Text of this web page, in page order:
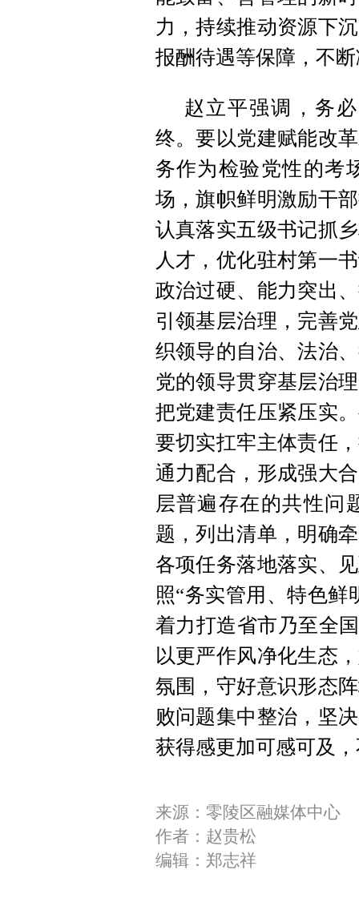
力，持续推动资源下
报酬待遇等保障，不
赵立平强调，务
终。要以党建赋能改
务作为检验党性的考
场，旗帜鲜明激励干
认真落实五级书记抓
人才，优化驻村第一
政治过硬、能力突出
引领基层治理，完善
织领导的自治、法治
党的领导贯穿基层治
把党建责任压紧压实
要切实扛牢主体责任
通力配合，形成强大
层普遍存在的共性问
题，列出清单，明确
各项任务落地落实、
照“务实管用、特色鲜
着力打造省市乃至全
以更严作风净化生态
氛围，守好意识形态
败问题集中整治，坚
获得感更加可感可及
来源：零陵区融媒体中心
作者：赵贵松
编辑：郑志祥